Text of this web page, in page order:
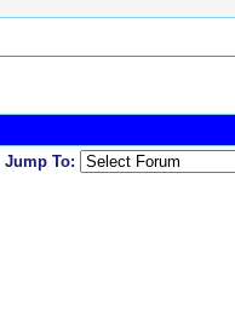
Jump To: